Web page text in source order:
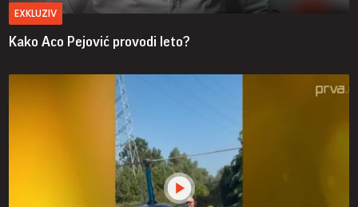
EXKLUZIV
Kako Aco Pejović provodi leto?